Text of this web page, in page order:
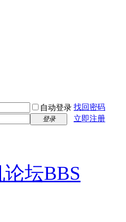
自动登录 找回密码
登录 立即注册
论坛BBS